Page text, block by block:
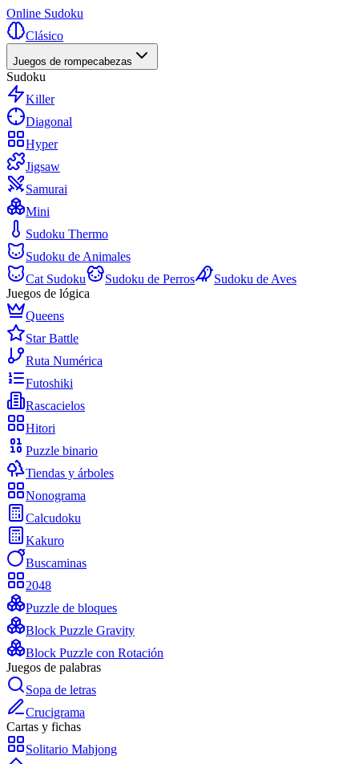
Online Sudoku
Clásico
Juegos de rompecabezas
Sudoku
Killer
Diagonal
Hyper
Jigsaw
Samurai
Mini
Sudoku Thermo
Sudoku de Animales
Cat Sudoku
Sudoku de Perros
Sudoku de Aves
Juegos de lógica
Queens
Star Battle
Ruta Numérica
Futoshiki
Rascacielos
Hitori
Puzzle binario
Tiendas y árboles
Nonograma
Calcudoku
Kakuro
Buscaminas
2048
Puzzle de bloques
Block Puzzle Gravity
Block Puzzle con Rotación
Juegos de palabras
Sopa de letras
Crucigrama
Cartas y fichas
Solitario Mahjong